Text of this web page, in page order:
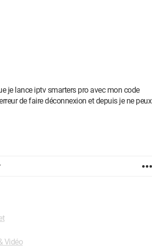
je lance iptv smarters pro avec mon code
de faire déconnexion et depuis je ne peux
Vidéo